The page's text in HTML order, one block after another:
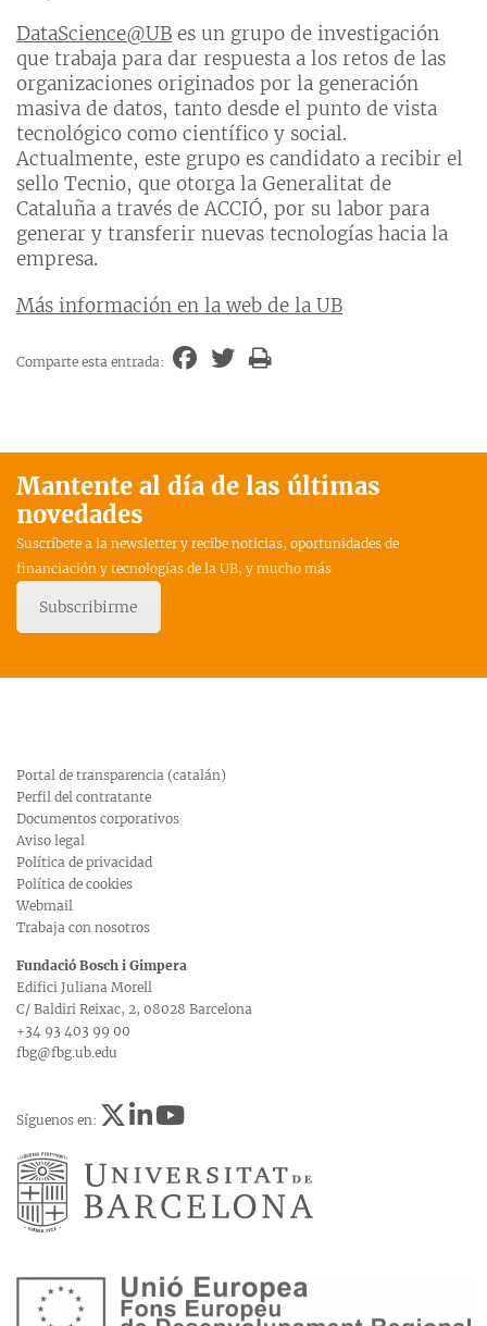
DataScience@UB es un grupo de investigación
que trabaja para dar respuesta a los retos de las
organizaciones originados por la generación
masiva de datos, tanto desde el punto de vista
tecnológico como científico y social.
Actualmente, este grupo es candidato a recibir el
sello Tecnio, que otorga la Generalitat de
Cataluña a través de ACCIÓ, por su labor para
generar y transferir nuevas tecnologías hacia la
empresa.
Más información en la web de la UB
Comparte esta entrada:
Mantente al día de las últimas
novedades
Suscríbete a la newsletter y recibe noticias, oportunidades de
financiación y tecnologías de la UB, y mucho más
Subscribirme
Portal de transparencia (catalán)
Perfil del contratante
Documentos corporativos
Aviso legal
Política de privacidad
Política de cookies
Webmail
Trabaja con nosotros
Fundació Bosch i Gimpera
Edifici Juliana Morell
C/ Baldiri Reixac, 2, 08028 Barcelona
+34 93 403 99 00
fbg@fbg.ub.edu
Síguenos en: